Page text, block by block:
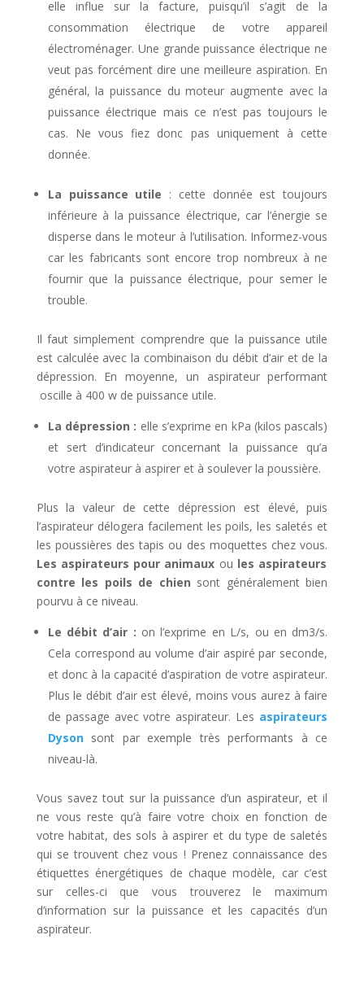
elle influe sur la facture, puisqu’il s’agit de la
consommation électrique de votre appareil
électroménager. Une grande puissance électrique ne
veut pas forcément dire une meilleure aspiration. En
général, la puissance du moteur augmente avec la
puissance électrique mais ce n’est pas toujours le
cas. Ne vous fiez donc pas uniquement à cette
donnée.
La puissance utile : cette donnée est toujours
inférieure à la puissance électrique, car l’énergie se
disperse dans le moteur à l’utilisation. Informez-vous
car les fabricants sont encore trop nombreux à ne
fournir que la puissance électrique, pour semer le
trouble.
Il faut simplement comprendre que la puissance utile
est calculée avec la combinaison du débit d’air et de la
dépression. En moyenne, un aspirateur performant
oscille à 400 w de puissance utile.
La dépression : elle s’exprime en kPa (kilos pascals)
et sert d’indicateur concernant la puissance qu’a
votre aspirateur à aspirer et à soulever la poussière.
Plus la valeur de cette dépression est élevé, puis
l’aspirateur délogera facilement les poils, les saletés et
les poussières des tapis ou des moquettes chez vous.
Les aspirateurs pour animaux ou les aspirateurs
contre les poils de chien sont généralement bien
pourvu à ce niveau.
Le débit d’air : on l’exprime en L/s, ou en dm3/s.
Cela correspond au volume d’air aspiré par seconde,
et donc à la capacité d’aspiration de votre aspirateur.
Plus le débit d’air est élevé, moins vous aurez à faire
de passage avec votre aspirateur. Les aspirateurs
Dysonsont par exemple très performants à ce
niveau-là.
Vous savez tout sur la puissance d’un aspirateur, et il
ne vous reste qu’à faire votre choix en fonction de
votre habitat, des sols à aspirer et du type de saletés
qui se trouvent chez vous ! Prenez connaissance des
étiquettes énergétiques de chaque modèle, car c’est
sur celles-ci que vous trouverez le maximum
d’information sur la puissance et les capacités d’un
aspirateur.